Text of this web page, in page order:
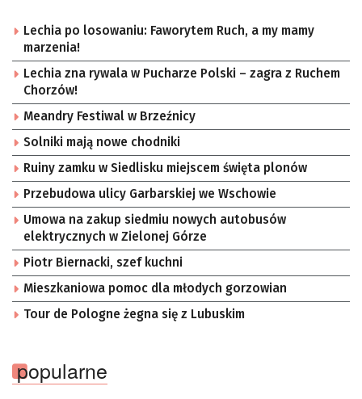
Lechia po losowaniu: Faworytem Ruch, a my mamy
marzenia!
Lechia zna rywala w Pucharze Polski – zagra z Ruchem
Chorzów!
Meandry Festiwal w Brzeźnicy
Solniki mają nowe chodniki
Ruiny zamku w Siedlisku miejscem święta plonów
Przebudowa ulicy Garbarskiej we Wschowie
Umowa na zakup siedmiu nowych autobusów
elektrycznych w Zielonej Górze
Piotr Biernacki, szef kuchni
Mieszkaniowa pomoc dla młodych gorzowian
Tour de Pologne żegna się z Lubuskim
popularne